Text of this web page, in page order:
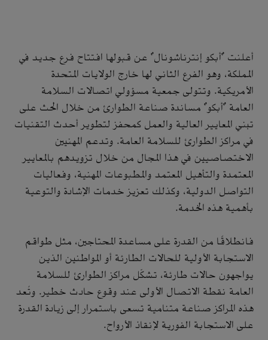
أعلنت "أبكو إنترناشونال" عن قبولها افتتاح فرع جديد في
المملكة، وهو الفرع الثاني لها خارج الولايات المتحدة
الأمريكية. وتتولى جمعية مسؤولي اتصالات السلامة
العامة "أبكو" مساندة صناعة الطوارئ من خلال الحث على
تبني المعايير العالية والعمل كمحفز لتطوير أحدث التقنيات
في مراكز الطوارئ للسلامة العامة. وتدعم المهنيين
الاختصاصيين في هذا المجال من خلال تزويدهم بالمعايير
المعتمدة والتأهيل المعتمد والمطبوعات المهنية، وفعاليات
التواصل الدولية، وكذلك تعزيز خدمات الإشادة والتوعية
بأهمية هذه الخدمة.
فانطلاقًا من القدرة على مساعدة المحتاجين، مثل طواقم
الاستجابة الأولية للحالات الطارئة أو المواطنين الذين
يواجهون حالات طارئة، تشكّل مراكز الطوارئ للسلامة
العامة نقطة الاتصال الأولى عند وقوع حادث خطير. وتُعد
هذه المراكز صناعة متنامية تسعى باستمرار إلى زيادة القدرة
على الاستجابة الفورية لإنقاذ الأرواح.